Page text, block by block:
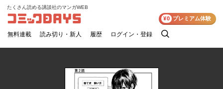
コミックDAYS
たくさん読める講談社のマンガWEB
無料連載 読み切り・新人 履歴 ログイン・登録
検
¥0 プレミアム体験